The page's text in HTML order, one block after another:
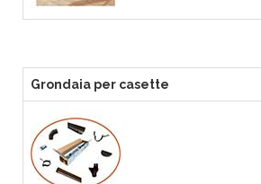
Grondaia per casette